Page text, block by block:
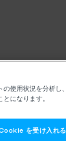
使用状況を分析し、
になります。
を受け入れる